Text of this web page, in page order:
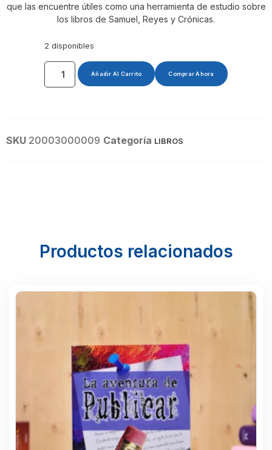
que las encuentre útiles como una herramienta de estudio sobre
los libros de Samuel, Reyes y Crónicas.
2 disponibles
Añadir Al Carrito Comprar Ahora
SKU 20003000009 Categoría LIBROS
Productos relacionados